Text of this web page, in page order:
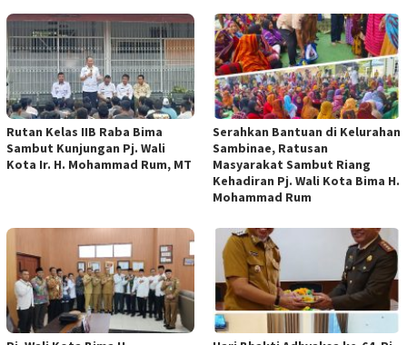
Rutan Kelas IIB Raba Bima
Sambut Kunjungan Pj. Wali
Kota Ir. H. Mohammad Rum, MT
Serahkan Bantuan di Kelurahan
Sambinae, Ratusan
Masyarakat Sambut Riang
Kehadiran Pj. Wali Kota Bima H.
Mohammad Rum